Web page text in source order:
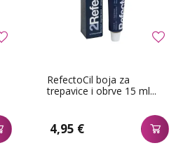
RefectoCil boja za
trepavice i obrve 15 ml...
4,95 €